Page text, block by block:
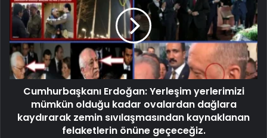
Cumhurbaşkanı Erdoğan: Yerleşim yerlerimizi
mümkün olduğu kadar ovalardan dağlara
kaydırarak zemin sıvılaşmasından kaynaklanan
felaketlerin önüne geçeceğiz.